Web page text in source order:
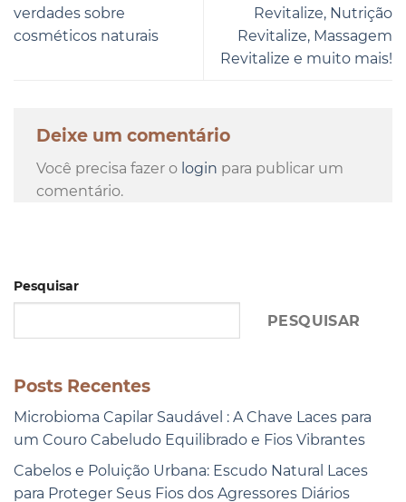
verdades sobre
cosméticos naturais
Revitalize, Nutrição
Revitalize, Massagem
Revitalize e muito mais!
Deixe um comentário
Você precisa fazer o login para publicar um
comentário.
Pesquisar
PESQUISAR
Posts Recentes
Microbioma Capilar Saudável : A Chave Laces para
um Couro Cabeludo Equilibrado e Fios Vibrantes
Cabelos e Poluição Urbana: Escudo Natural Laces
para Proteger Seus Fios dos Agressores Diários